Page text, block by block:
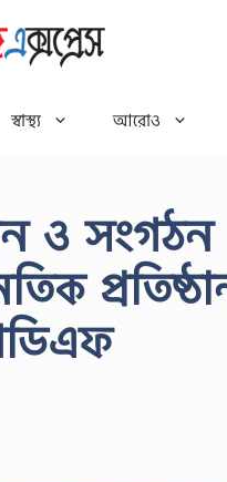
স্বাস্থ্য আরোও
ও সংগঠন